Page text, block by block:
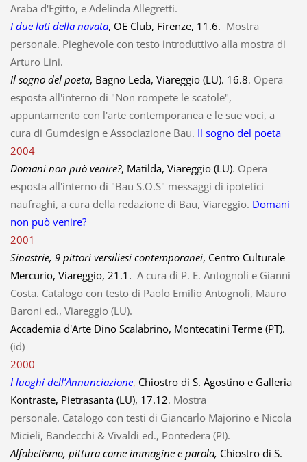
Araba d'Egitto, e Adelinda Allegretti.
I due lati della navata, OE Club, Firenze, 11.6. Mostra
personale. Pieghevole con testo introduttivo alla mostra di
Arturo Lini.
Il sogno del poeta, Bagno Leda, Viareggio (LU). 16.8. Opera
esposta all'interno di "Non rompete le scatole",
appuntamento con l'arte contemporanea e le sue voci, a
cura di Gumdesign e Associazione Bau. Il sogno del poeta
2004
Domani non può venire?, Matilda, Viareggio (LU). Opera
esposta all'interno di "Bau S.O.S" messaggi di ipotetici
naufraghi, a cura della redazione di Bau, Viareggio. Domani
non può venire?
2001
Sinastrie, 9 pittori versiliesi contemporanei, Centro Culturale
Mercurio, Viareggio, 21.1. A cura di P. E. Antognoli e Gianni
Costa. Catalogo con testo di Paolo Emilio Antognoli, Mauro
Baroni ed., Viareggio (LU).
Accademia d'Arte Dino Scalabrino, Montecatini Terme (PT).
(id)
2000
I luoghi dell’Annunciazione, Chiostro di S. Agostino e Galleria
Kontraste, Pietrasanta (LU), 17.12. Mostra
personale. Catalogo con testi di Giancarlo Majorino e Nicola
Micieli, Bandecchi & Vivaldi ed., Pontedera (PI).
Alfabetismo, pittura come immagine e parola, Chiostro di S.